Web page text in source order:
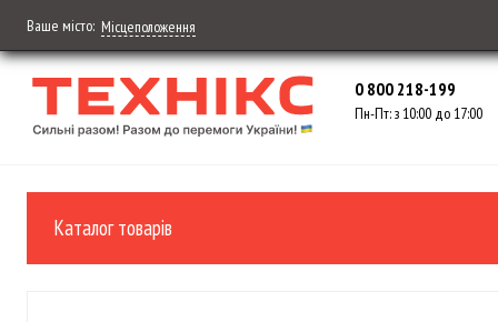
Ваше місто: Місцеположення
0 800 218-199
Пн-Пт: з 10:00 до 17:00
Каталог товарів